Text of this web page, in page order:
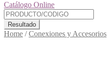
Catálogo Online
Resultado
Home /Conexiones y Accesorios